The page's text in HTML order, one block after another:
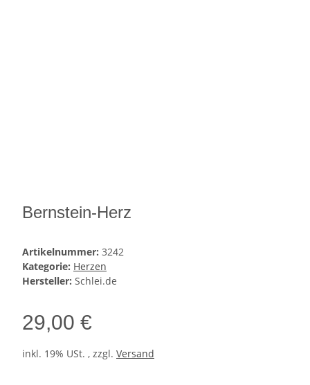
Bernstein-Herz
Artikelnummer: 3242
Kategorie: Herzen
Hersteller: Schlei.de
29,00 €
inkl. 19% USt. , zzgl. Versand